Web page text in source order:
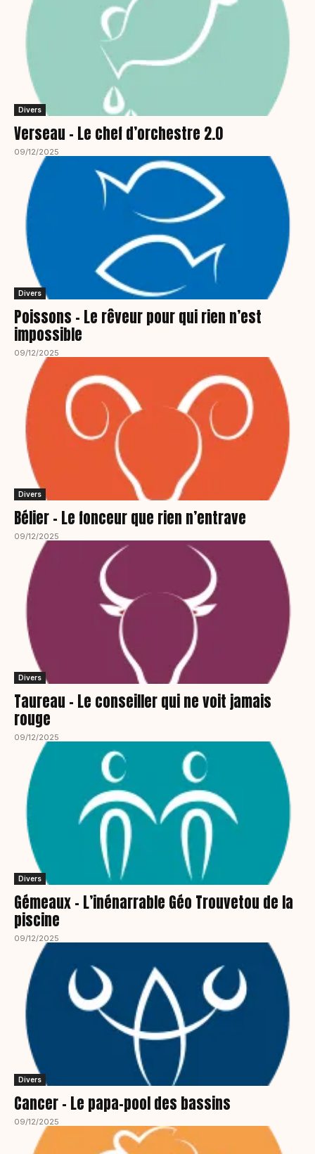
Divers
Verseau – Le chef d’orchestre 2.0
09/12/2025
Divers
Poissons – Le rêveur pour qui rien n’est
impossible
09/12/2025
Divers
Bélier – Le fonceur que rien n’entrave
09/12/2025
Divers
Taureau – Le conseiller qui ne voit jamais
rouge
09/12/2025
Divers
Gémeaux – L’inénarrable Géo Trouvetou de la
piscine
09/12/2025
Divers
Cancer – Le papa-pool des bassins
09/12/2025